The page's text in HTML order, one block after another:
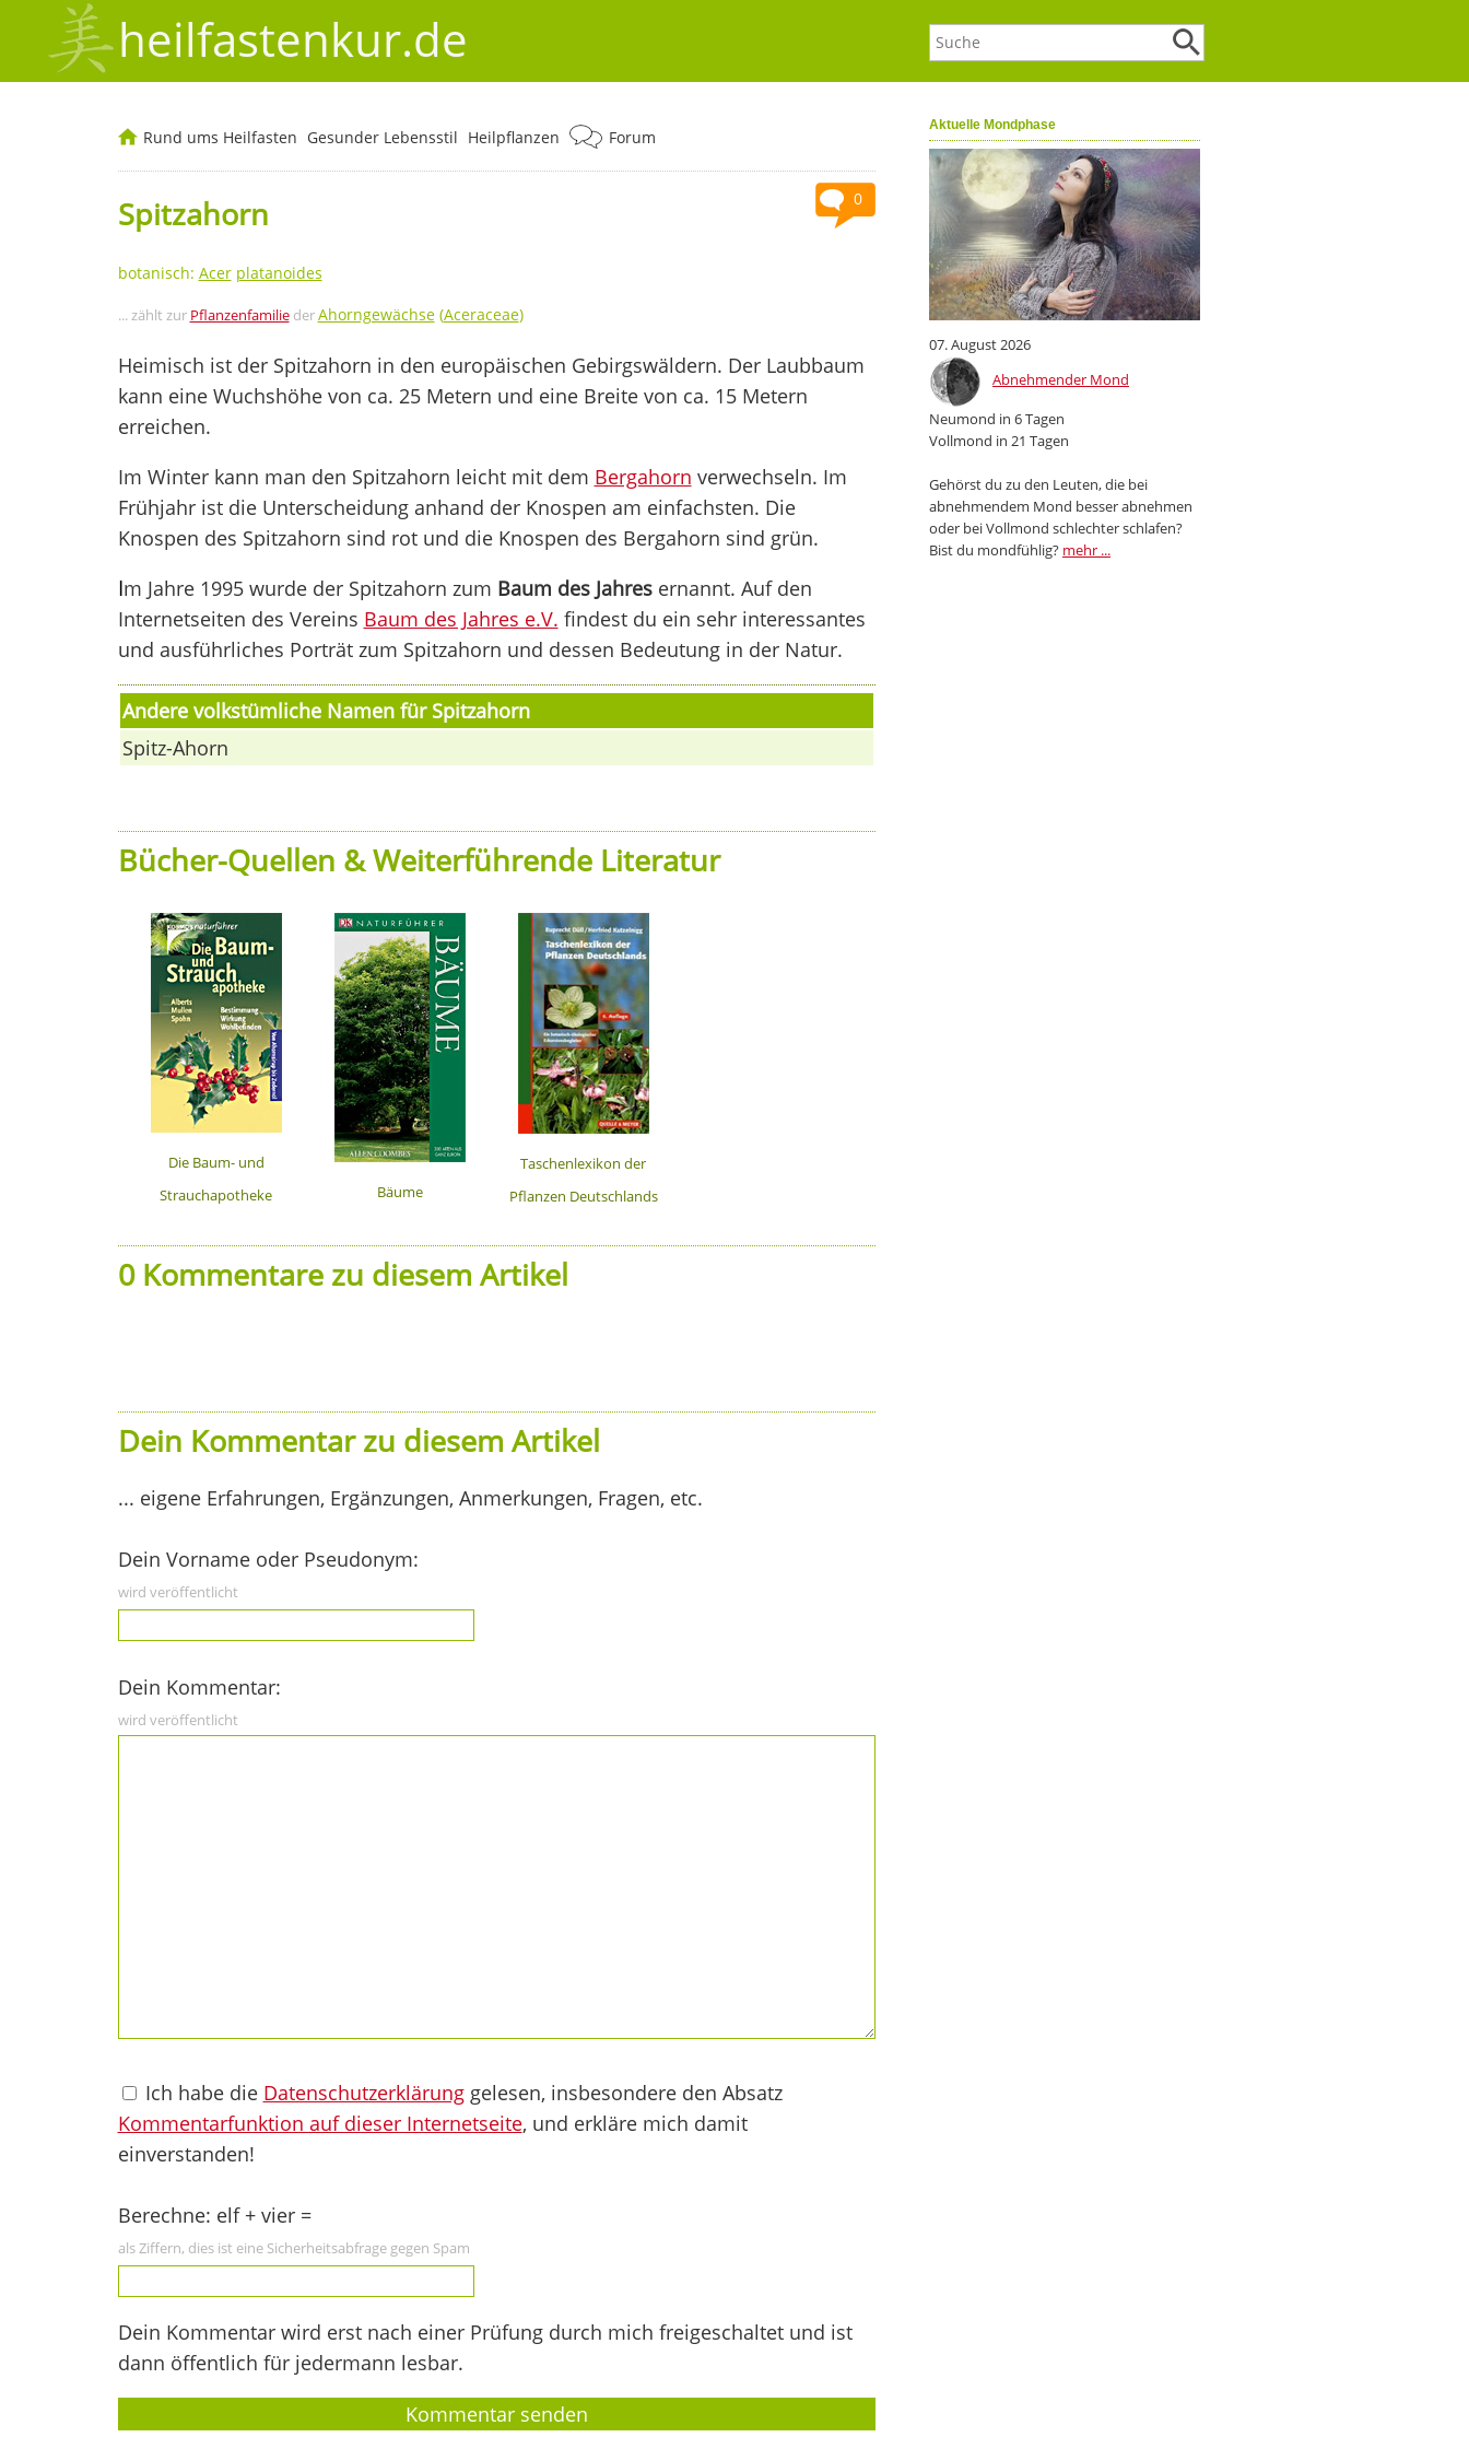
heilfastenkur.de
Aktuelle Mondphase
07. August 2026
Abnehmender Mond
Neumond in 6 Tagen
Vollmond in 21 Tagen
Gehörst du zu den Leuten, die bei
abnehmendem Mond besser abnehmen
oder bei Vollmond schlechter schlafen?
Bist du mondfühlig? mehr ...
Rund ums Heilfasten Gesunder Lebensstil Heilpflanzen Forum
0
Spitzahorn
botanisch: Acer platanoides
... zählt zur PflanzenfamiliederAhorngewächse(Aceraceae)
Heimisch ist der Spitzahorn in den europäischen Gebirgswäldern. Der Laubbaum
kann eine Wuchshöhe von ca. 25 Metern und eine Breite von ca. 15 Metern
erreichen.
Im Winter kann man den Spitzahorn leicht mit dem Bergahorn verwechseln. Im
Frühjahr ist die Unterscheidung anhand der Knospen am einfachsten. Die
Knospen des Spitzahorn sind rot und die Knospen des Bergahorn sind grün.
Im Jahre 1995 wurde der Spitzahorn zum Baum des Jahres ernannt. Auf den
Internetseiten des Vereins Baum des Jahres e.V. findest du ein sehr interessantes
und ausführliches Porträt zum Spitzahorn und dessen Bedeutung in der Natur.
Andere volkstümliche Namen für Spitzahorn
Spitz-Ahorn
Bücher-Quellen & Weiterführende Literatur
Die Baum- und
Strauchapotheke
Bäume
Taschenlexikon der
Pflanzen Deutschlands
0 Kommentare zu diesem Artikel
Dein Kommentar zu diesem Artikel
... eigene Erfahrungen, Ergänzungen, Anmerkungen, Fragen, etc.
Dein Vorname oder Pseudonym:
wird veröffentlicht
Dein Kommentar:
wird veröffentlicht
Ich habe die Datenschutzerklärunggelesen, insbesondere den Absatz
Kommentarfunktion auf dieser Internetseite, und erkläre mich damit
einverstanden!
Berechne: elf + vier =
als Ziffern, dies ist eine Sicherheitsabfrage gegen Spam
Dein Kommentar wird erst nach einer Prüfung durch mich freigeschaltet und ist
dann öffentlich für jedermann lesbar.